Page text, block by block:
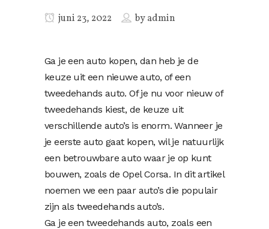
juni 23, 2022 byadmin
Ga je een auto kopen, dan heb je de
keuze uit een nieuwe auto, of een
tweedehands auto. Of je nu voor nieuw of
tweedehands kiest, de keuze uit
verschillende auto’s is enorm. Wanneer je
je eerste auto gaat kopen, wil je natuurlijk
een betrouwbare auto waar je op kunt
bouwen, zoals de Opel Corsa. In dit artikel
noemen we een paar auto’s die populair
zijn als tweedehands auto’s.
Ga je een tweedehands auto, zoals een